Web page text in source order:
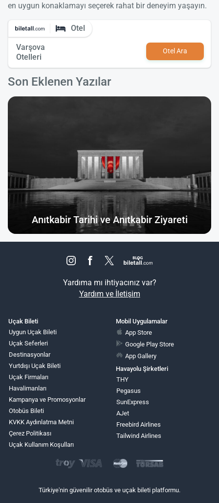
en uygun konaklamayı seçerek rahat bir deneyim yaşayın.
Otel
Varşova
Otelleri
Otel Ara
Son Eklenen Yazılar
Anıtkabir Tarihi ve Anıtkabir Ziyareti
Yardıma mı ihtiyacınız var?
Yardım ve İletişim
Uçak Bileti
Uygun Uçak Bileti
Uçak Seferleri
Destinasyonlar
Yurtdışı Uçak Bileti
Uçak Firmaları
Havalimanları
Kampanya ve Promosyonlar
Otobüs Bileti
KVKK Aydınlatma Metni
Çerez Politikası
Uçak Kullanım Koşulları
Mobil Uygulamalar
App Store
Google Play Store
App Gallery
Havayolu Şirketleri
THY
Pegasus
SunExpress
AJet
Freebird Airlines
Tailwind Airlines
Türkiye'nin güvenilir otobüs ve uçak bileti platformu.